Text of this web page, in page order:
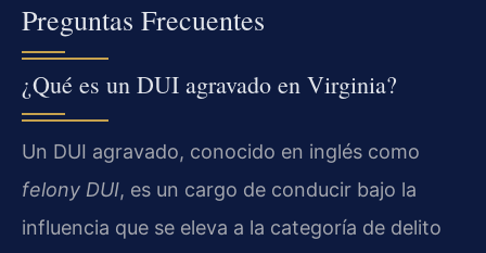
Preguntas Frecuentes
¿Qué es un DUI agravado en Virginia?
Un DUI agravado, conocido en inglés como
felony DUI, es un cargo de conducir bajo la
influencia que se eleva a la categoría de delito